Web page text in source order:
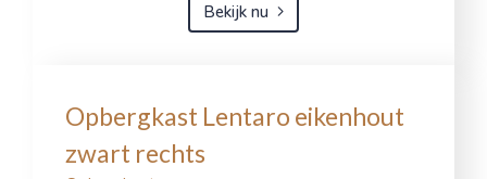
Bekijk nu
Opbergkast Lentaro eikenhout
zwart rechts